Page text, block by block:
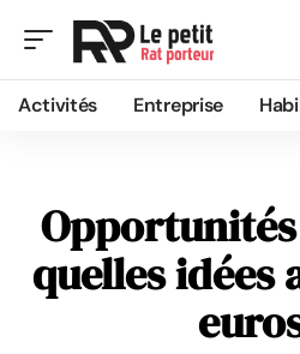
Activités Entreprise
quelles idées